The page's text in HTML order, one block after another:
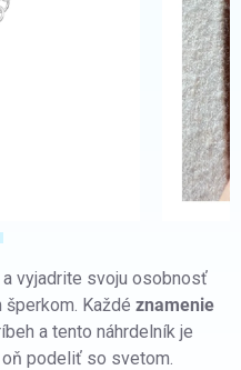
vyjadrite svoju osobnosť
Každé znamenie
a tento náhrdelník je
podeliť so svetom.